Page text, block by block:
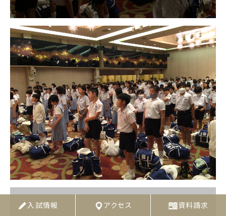
入試情報 アクセス 資料請求